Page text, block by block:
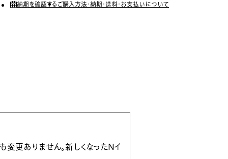
納期を確認する ご購入方法・納期・送料・お支払いについて
更ありません。新しくなったNイ